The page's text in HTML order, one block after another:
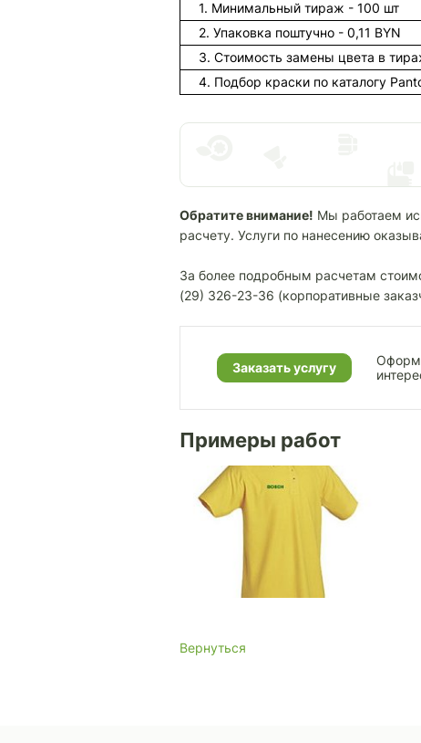
1. Минимальный тираж - 100 шт
2. Упаковка поштучно - 0,11 BYN
3. Стоимость замены цвета в
4. Подбор краски по каталогу
Обратите внимание! Мы работаем
расчету. Услуги по нанесению
За более подробным расчетам
(29) 326-23-36 (корпоративные
Заказать услугу
Примеры работ
Вернуться